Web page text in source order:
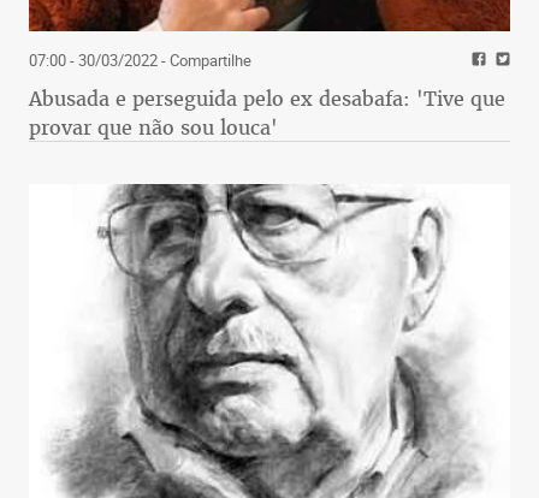
07:00 - 30/03/2022- Compartilhe
Abusada e perseguida pelo ex desabafa: 'Tive que
provar que não sou louca'